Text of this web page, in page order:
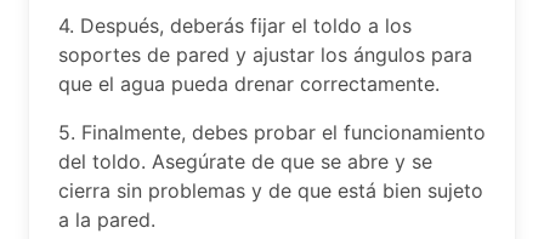
4. Después, deberás fijar el toldo a los
soportes de pared y ajustar los ángulos para
que el agua pueda drenar correctamente.
5. Finalmente, debes probar el funcionamiento
del toldo. Asegúrate de que se abre y se
cierra sin problemas y de que está bien sujeto
a la pared.